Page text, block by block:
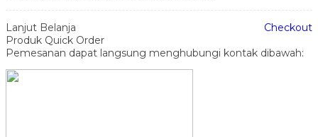
Lanjut Belanja
Checkout
Produk Quick Order
Pemesanan dapat langsung menghubungi kontak dibawah: